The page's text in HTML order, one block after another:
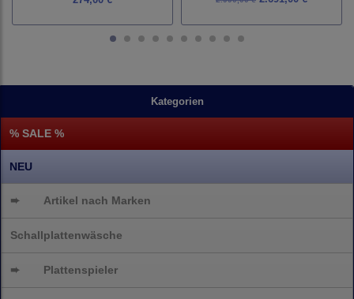
Kategorien
% SALE %
NEU
➨ Artikel nach Marken
Schallplattenwäsche
➨ Plattenspieler